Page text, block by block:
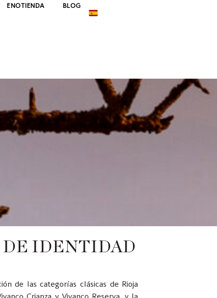
ENOTIENDA BLOG
DE IDENTIDAD
de las categorías clásicas de Rioja
Crianza y Vivanco Reserva, y la